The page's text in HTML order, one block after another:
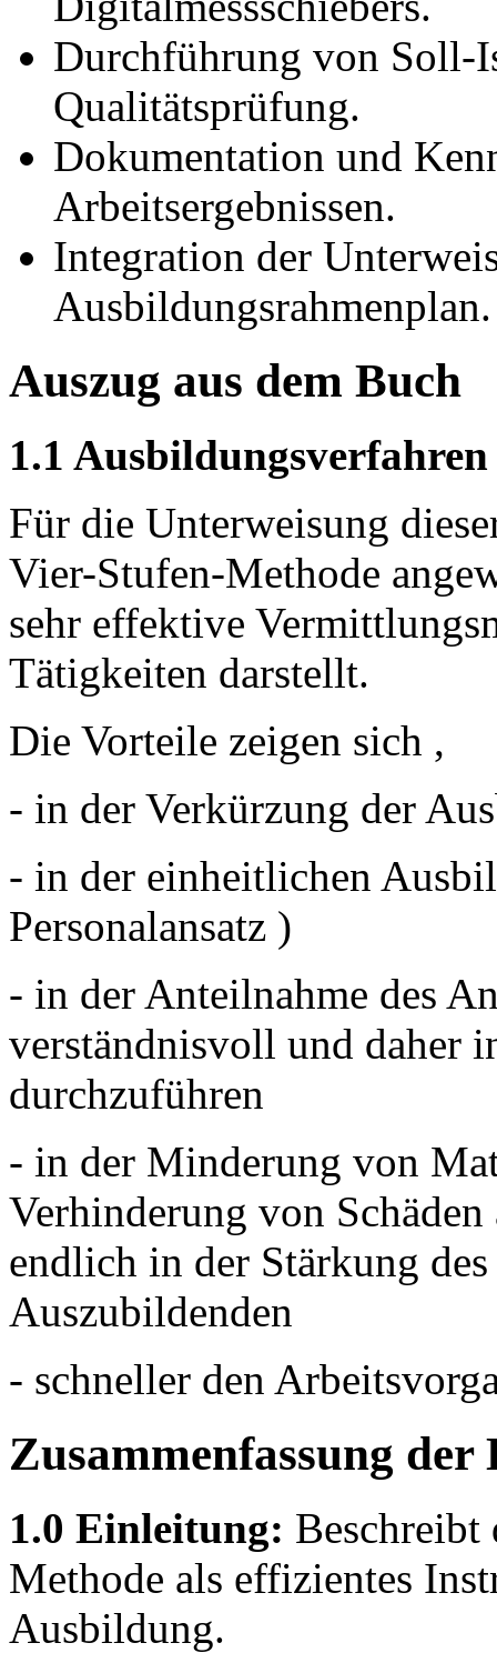
Durchführung von Soll-
Qualitätsprüfung.
Dokumentation und
Arbeitsergebnissen.
Integration der
Ausbildungsrahmenplan.
Auszug aus dem Buch
1.1 Ausbildungsverfahren
Für die Unterweisung
Vier-Stufen-Methode
sehr effektive
Tätigkeiten darstellt.
Die Vorteile zeigen sich ,
- in der Verkürzung der
- in der einheitlichen
Personalansatz )
- in der Anteilnahme des
verständnisvoll und daher
durchzuführen
- in der Minderung von
Verhinderung von
endlich in der Stärkung des
Auszubildenden
- schneller den
Zusammenfassung der
1.0 Einleitung: Beschreibt
Methode als effizientes
Ausbildung.